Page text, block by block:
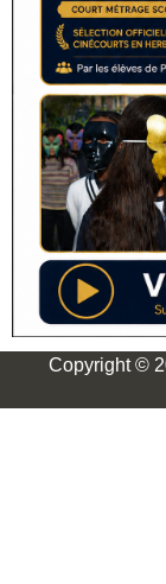
Copyright ©